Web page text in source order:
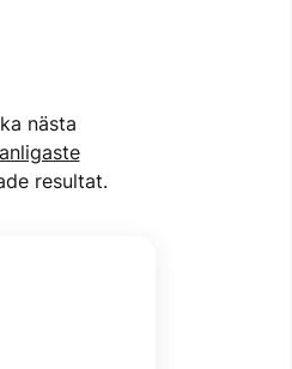
nästa
resultat.